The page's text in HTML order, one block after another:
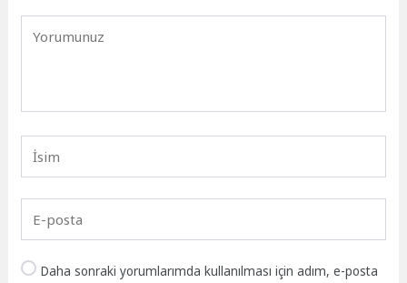
Daha sonraki yorumlarımda kullanılması için adım, e-posta